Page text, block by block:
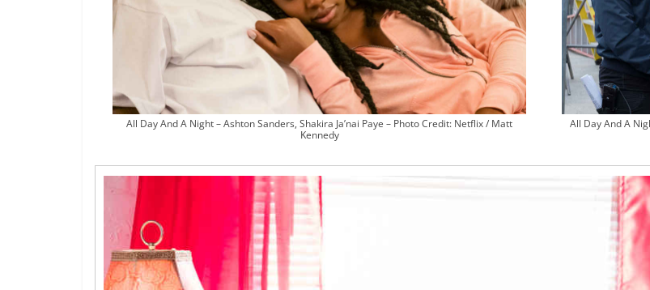
All Day And A Night – Ashton Sanders, Shakira Ja’nai Paye – Photo Credit: Netflix / Matt
Kennedy
All Day And A